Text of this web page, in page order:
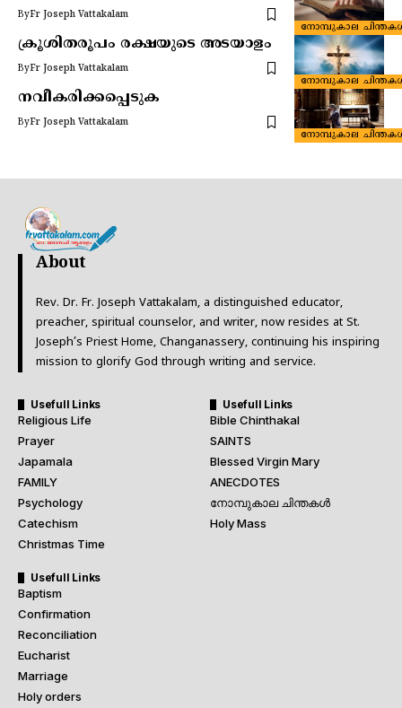
നോമ്പുകാല
ByFr Joseph Vattakalam
നോമ്പുകാല
ക്രൂശിതരൂപം രക്ഷയുടെ അടയാളം
ByFr Joseph Vattakalam
നോമ്പുകാല
നവീകരിക്കപ്പെടുക
ByFr Joseph Vattakalam
About
Rev. Dr. Fr. Joseph Vattakalam, a distinguished educator,
preacher, spiritual counselor, and writer, now resides at St.
Joseph’s Priest Home, Changanassery, continuing his inspiring
mission to glorify God through writing and service.
Usefull Links
Religious Life
Prayer
Japamala
FAMILY
Psychology
Catechism
Christmas Time
Usefull Links
Bible Chinthakal
SAINTS
Blessed Virgin Mary
ANECDOTES
നോമ്പുകാല ചിന്തകൾ
Holy Mass
Usefull Links
Baptism
Confirmation
Reconciliation
Eucharist
Marriage
Holy orders